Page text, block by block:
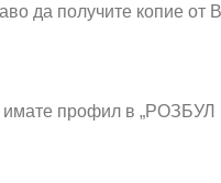
да получите копие
имате профил в „РОЗБУЛ